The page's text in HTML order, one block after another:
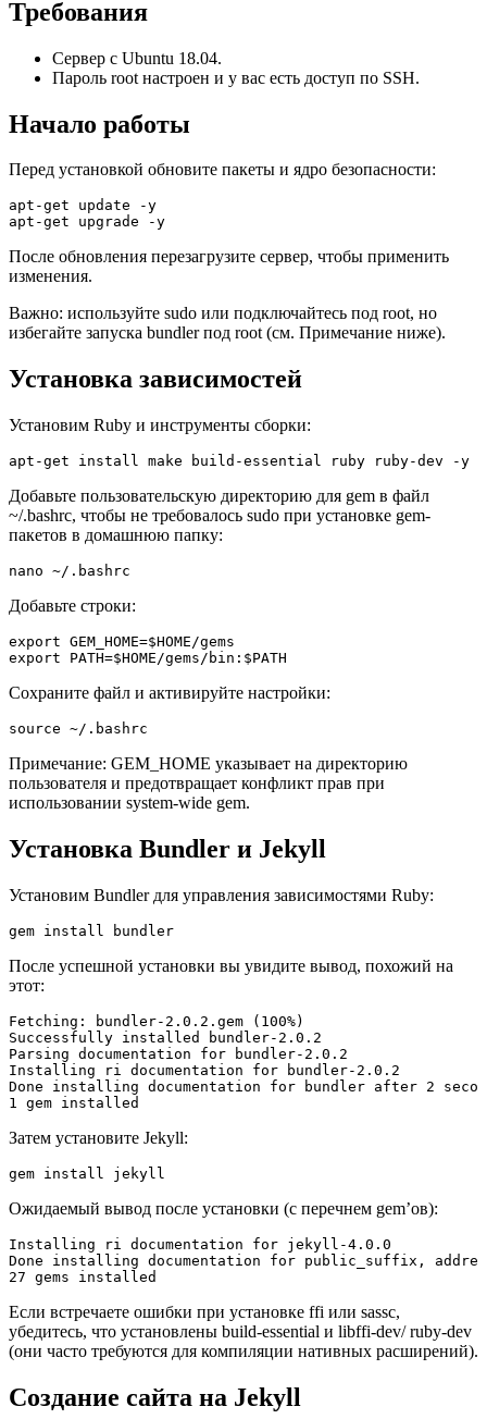
Требования
Сервер с Ubuntu 18.04.
Пароль root настроен и у вас есть доступ по SSH.
Начало работы
Перед установкой обновите пакеты и ядро безопасности:
apt-get update -y
apt-get upgrade -y
После обновления перезагрузите сервер, чтобы применить
изменения.
Важно: используйте sudo или подключайтесь под root, но
избегайте запуска bundler под root (см. Примечание ниже).
Установка зависимостей
Установим Ruby и инструменты сборки:
apt-get install make build-essential ruby ruby-dev -y
Добавьте пользовательскую директорию для gem в файл
~/.bashrc, чтобы не требовалось sudo при установке gem-
пакетов в домашнюю папку:
nano ~/.bashrc
Добавьте строки:
export GEM_HOME=$HOME/gems
Сохраните файл и активируйте настройки:
source ~/.bashrc
Примечание: GEM_HOME указывает на директорию
пользователя и предотвращает конфликт прав при
использовании system-wide gem.
Установка Bundler и Jekyll
Установим Bundler для управления зависимостями Ruby:
gem install bundler
После успешной установки вы увидите вывод, похожий на
этот:
Fetching: bundler-2.0.2.gem (100%)
Successfully installed bundler-2.0.2
Parsing documentation for bundler-2.0.2
Installing ri documentation for bundler-2.0.2
Done installing documentation for bundler after 2
1 gem installed
Затем установите Jekyll:
gem install jekyll
Ожидаемый вывод после установки (с перечнем gem’ов):
Installing ri documentation for jekyll-4.0.0
Done installing documentation for public_suffix,
27 gems installed
Если встречаете ошибки при установке ffi или sassc,
убедитесь, что установлены build-essential и libffi-dev/ ruby-dev
(они часто требуются для компиляции нативных расширений).
Создание сайта на Jekyll